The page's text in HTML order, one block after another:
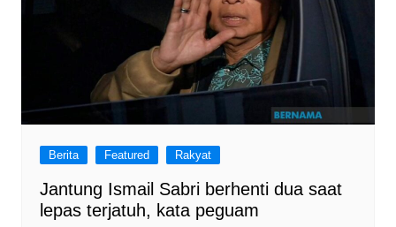
Berita Featured Rakyat
Jantung Ismail Sabri berhenti dua saat
lepas terjatuh, kata peguam